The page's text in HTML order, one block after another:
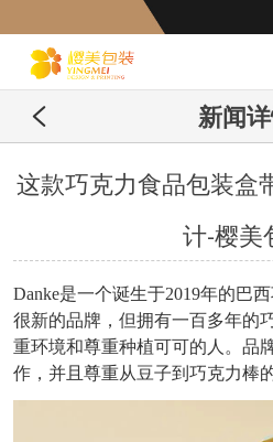
妆品包装盒工厂,高档
包装盒定制,创意包装
新闻
这款巧克力食品包装盒
计-樱美
Danke是一个诞生于2019年的巴
很新的品牌，但拥有一百多年的
重环境和尊重种植可可的人。品
作，并且尊重从豆子到巧克力棒